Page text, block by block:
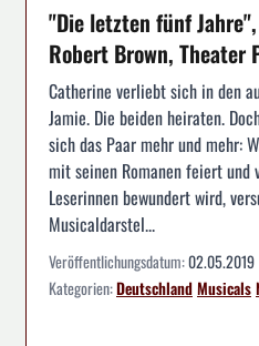
"Die letzten fünf
Robert Brown, Theater
Catherine verliebt sich in den
Jamie. Die beiden heiraten.
sich das Paar mehr und mehr:
mit seinen Romanen feiert und
Leserinnen bewundert wird,
Musicaldarstel...
Veröffentlichungsdatum:02.05.2019
Kategorien:DeutschlandMusicals